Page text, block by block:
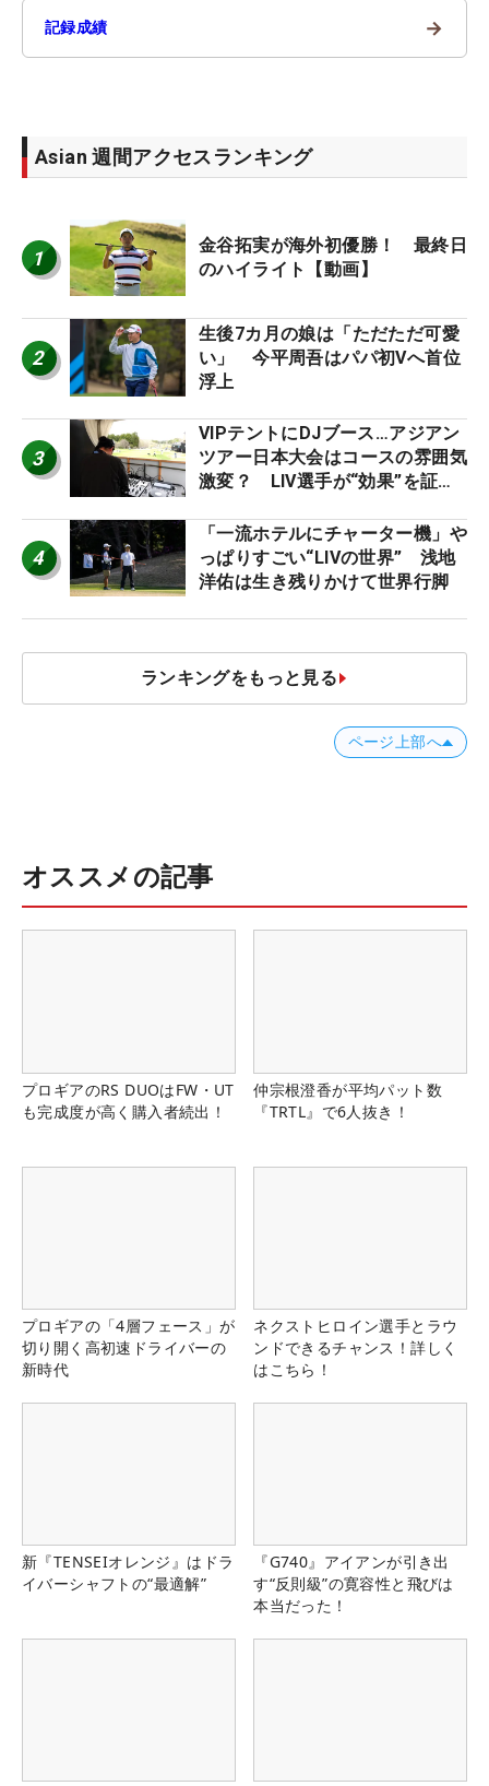
記録成績 →
Asian 週間アクセスランキング
1
金谷拓実が海外初優勝！ 最終日
のハイライト【動画】
2
生後7カ月の娘は「ただただ可愛
い」 今平周吾はパパ初Vへ首位
浮上
3
VIPテントにDJブース…アジアン
ツアー日本大会はコースの雰囲気
激変？ LIV選手が“効果”を証言
4
「一流ホテルにチャーター機」や
っぱりすごい“LIVの世界” 浅地
洋佑は生き残りかけて世界行脚
ランキングをもっと見る
ページ上部へ
オススメの記事
プロギアのRS DUOはFW・UT
も完成度が高く購入者続出！
仲宗根澄香が平均パット数
『TRTL』で6人抜き！
プロギアの「4層フェース」が
切り開く高初速ドライバーの
新時代
ネクストヒロイン選手とラウ
ンドできるチャンス！詳しく
はこちら！
新『TENSEIオレンジ』はドラ
イバーシャフトの“最適解”
『G740』アイアンが引き出
す“反則級”の寛容性と飛びは
本当だった！